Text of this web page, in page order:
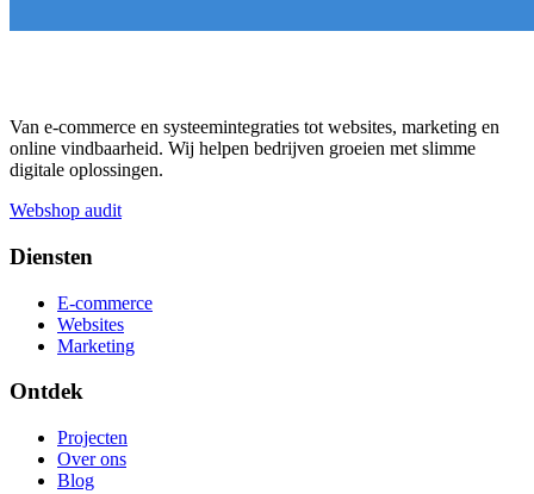
Van e-commerce en systeemintegraties tot websites, marketing en
online vindbaarheid. Wij helpen bedrijven groeien met slimme
digitale oplossingen.
Webshop audit
Diensten
E-commerce
Websites
Marketing
Ontdek
Projecten
Over ons
Blog